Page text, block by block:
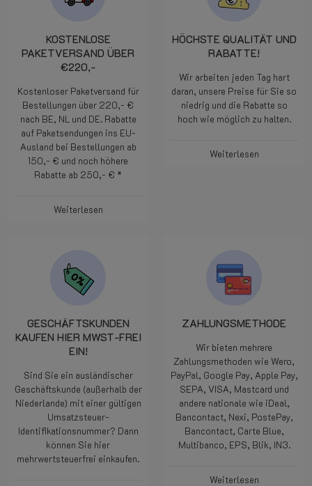
KOSTENLOSE
PAKETVERSAND ÜBER
€220,-
Kostenloser Paketversand für
Bestellungen über 220,- €
nach BE, NL und DE. Rabatte
auf Paketsendungen ins EU-
Ausland bei Bestellungen ab
150,- € und noch höhere
Rabatte ab 250,- € *
Weiterlesen
HÖCHSTE QUALITÄT UND
RABATTE!
Wir arbeiten jeden Tag hart
daran, unsere Preise für Sie so
niedrig und die Rabatte so
hoch wie möglich zu halten.
Weiterlesen
GESCHÄFTSKUNDEN
KAUFEN HIER MWST-FREI
EIN!
Sind Sie ein ausländischer
Geschäftskunde (außerhalb der
Niederlande) mit einer gültigen
Umsatzsteuer-
Identifikationsnummer? Dann
können Sie hier
mehrwertsteuerfrei einkaufen.
ZAHLUNGSMETHODE
Wir bieten mehrere
Zahlungsmethoden wie Wero,
PayPal, Google Pay, Apple Pay,
SEPA, VISA, Mastcard und
andere nationale wie iDeal,
Bancontact, Nexi, PostePay,
Bancontact, Carte Blue,
Multibanco, EPS, Blik, IN3.
Weiterlesen